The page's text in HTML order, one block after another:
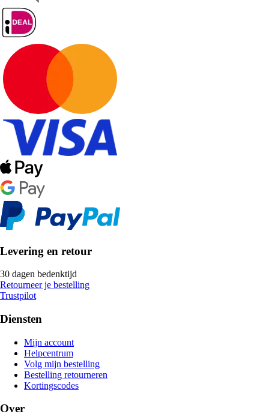
Levering en retour
30 dagen bedenktijd
Retourneer je bestelling
Trustpilot
Diensten
Mijn account
Helpcentrum
Volg mijn bestelling
Bestelling retourneren
Kortingscodes
Over